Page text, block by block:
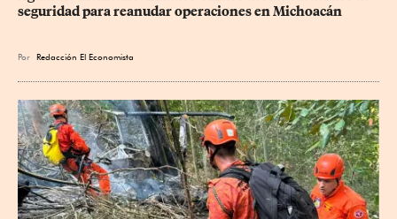
seguridad para reanudar operaciones en Michoacán
Por Redacción El Economista